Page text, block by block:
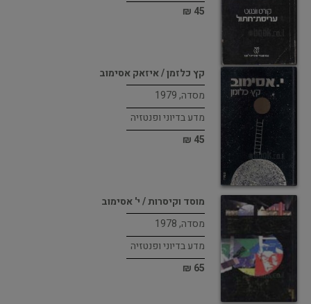
45 ₪
קץ כלזמן / איזאק אסימוב
מסדה, 1979
מדע בדיוני ופנטזיה
45 ₪
מוסד וקיסרות / י' אסימוב
מסדה, 1978
מדע בדיוני ופנטזיה
65 ₪